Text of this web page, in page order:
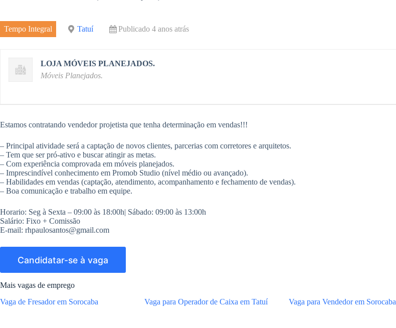
Tempo Integral Tatuí Publicado 4 anos atrás
LOJA MÓVEIS PLANEJADOS.
Móveis Planejados.
Estamos contratando vendedor projetista que tenha determinação em vendas!!!
– Principal atividade será a captação de novos clientes, parcerias com corretores e arquitetos.
– Tem que ser pró-ativo e buscar atingir as metas.
– Com experiência comprovada em móveis planejados.
– Imprescindível conhecimento em Promob Studio (nível médio ou avançado).
– Habilidades em vendas (captação, atendimento, acompanhamento e fechamento de vendas).
– Boa comunicação e trabalho em equipe.
Horario: Seg à Sexta – 09:00 às 18:00h| Sábado: 09:00 às 13:00h
Salário: Fixo + Comissão
E-mail: rhpaulosantos@gmail.com
Mais vagas de emprego
Vaga de Fresador em Sorocaba
Vaga para Operador de Caixa em Tatuí Vaga para Vendedor em Sorocaba
k
e